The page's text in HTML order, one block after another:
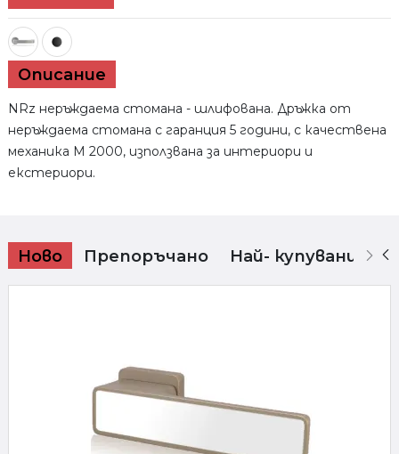
Описание
NRz неръждаема стомана - шлифована. Дръжка от
неръждаема стомана с гаранция 5 години, с качествена
механика M 2000, използвана за интериори и
екстериори.
TECHNO
Ново Препоръчано Най- купувани